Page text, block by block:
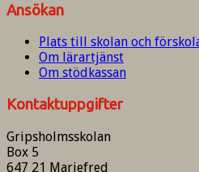
Ansökan
Plats till skolan och
Om lärartjänst
Om stödkassan
Kontaktuppgifter
Gripsholmsskolan
Box 5
647 21 Mariefred